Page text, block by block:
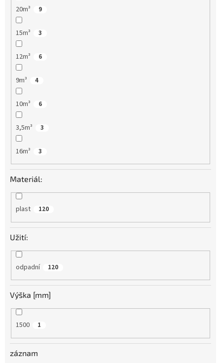
20m³ 9
15m³ 3
12m³ 6
9m³ 4
10m³ 6
3,5m³ 3
16m³ 3
Materiál:
plast 120
Užití:
odpadní 120
Výška [mm]
1500 1
záznam